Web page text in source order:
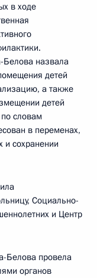
в ходе
назвала
детей
а также
детей
словам
в переменах,
и сохранении
Социально-
и Центр
Белова провела
органов